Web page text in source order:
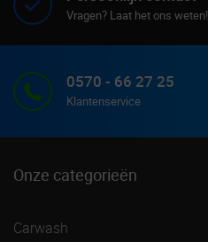
Vragen? Laat het ons weten!
0570 - 66 27 25
Klantenservice
Onze categorieën
Carwash